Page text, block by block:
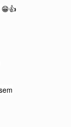
😁👍